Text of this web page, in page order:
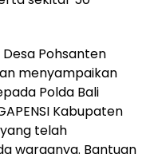
Pohsanten
menyampaikan
Polda Bali
Kabupaten
telah
warganya. Bantuan